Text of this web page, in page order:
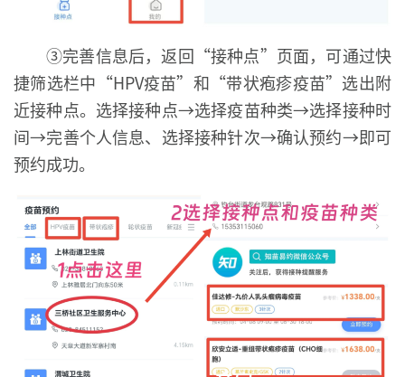
③完善信息后，返回“接种点”页面，可通过快
捷筛选栏中“HPV疫苗”和“带状疱疹疫苗”选出附
近接种点。选择接种点→选择疫苗种类→选择接种时
间→完善个人信息、选择接种针次→确认预约→即可
预约成功。